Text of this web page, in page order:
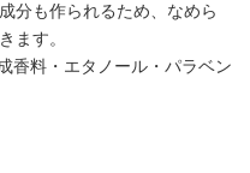
分も作られるため、なめら
ます。
香料・エタノール・パラベン